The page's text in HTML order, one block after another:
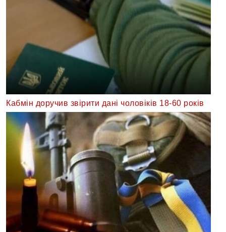
Кабмін доручив звірити дані чоловіків 18-60 років